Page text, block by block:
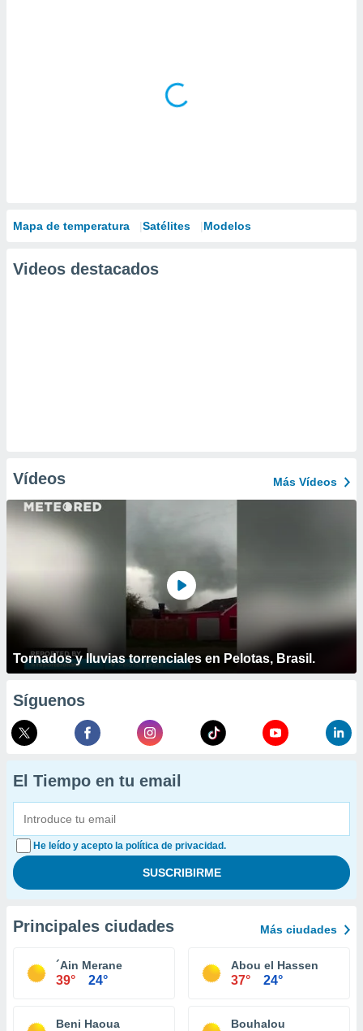
Mapa de temperatura Satélites Modelos
Videos destacados
Vídeos Más Vídeos
Tornados y lluvias torrenciales en Pelotas, Brasil.
Síguenos
El Tiempo en tu email
He leído y acepto la política de privacidad.
Principales ciudades Más ciudades
´Ain Merane
39° 24°
Abou el Hassen
37° 24°
Beni Haoua Bouhalou